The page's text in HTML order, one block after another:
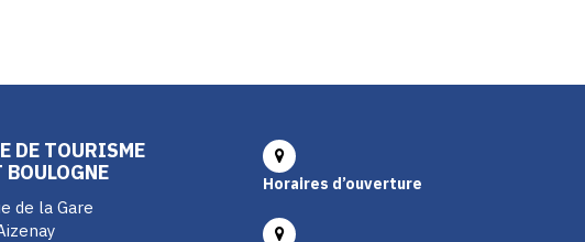
DE TOURISME
de la Gare
Horaires d’ouverture